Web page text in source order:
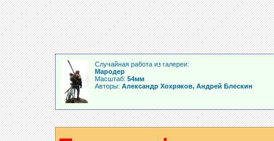
Случайная работа из галереи:
Мародер
Масштаб: 54мм
Авторы: Александр Хохряков, Андрей Блескин